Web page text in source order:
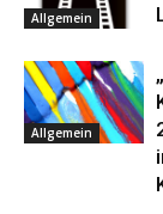
Allgemein
Allgemein